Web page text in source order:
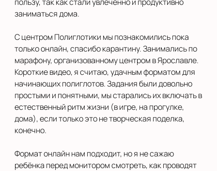
Саратов
Смоленск
Сыктывкар
Тверь
Улан-Удэ
Уфа
Челябинск
заниматься дома.
С центром Полиглотики мы познакомились пока
только онлайн, спасибо карантину. Занимались по
марафону, организованному центром в Ярославле.
Короткие видео, я считаю, удачным форматом для
начинающих полиглотов. Задания были довольно
простыми и понятными, мы старались их включать в
естественный ритм жизни (в игре, на прогулке,
дома), если только это не творческая поделка,
конечно.
Формат онлайн нам подходит, но я не сажаю
ребёнка перед монитором смотреть, как проводят